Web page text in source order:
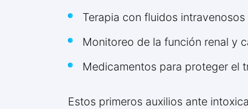
Terapia con fluidos intravenosos
Monitoreo de la función renal y
Medicamentos para proteger el
Estos primeros auxilios ante